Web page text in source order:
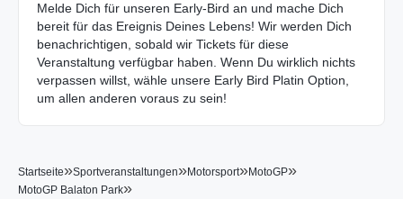
Melde Dich für unseren Early-Bird an und mache Dich
bereit für das Ereignis Deines Lebens! Wir werden Dich
benachrichtigen, sobald wir Tickets für diese
Veranstaltung verfügbar haben. Wenn Du wirklich nichts
verpassen willst, wähle unsere Early Bird Platin Option,
um allen anderen voraus zu sein!
Startseite»Sportveranstaltungen»Motorsport»MotoGP»
MotoGP Balaton Park»